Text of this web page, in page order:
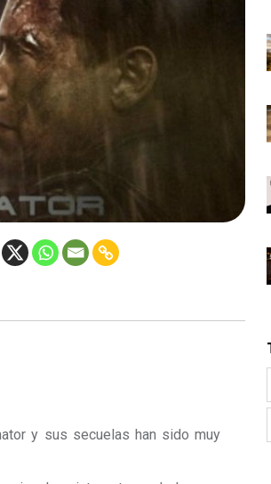
y sus secuelas han sido muy